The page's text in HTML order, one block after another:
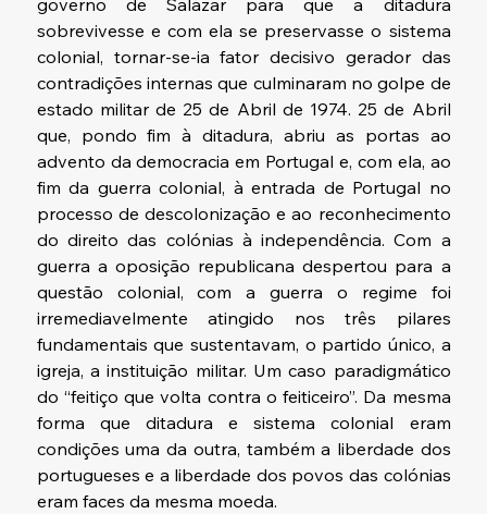
governo de Salazar para que a ditadura
sobrevivesse e com ela se preservasse o sistema
colonial, tornar-se-ia fator decisivo gerador das
contradições internas que culminaram no golpe de
estado militar de 25 de Abril de 1974. 25 de Abril
que, pondo fim à ditadura, abriu as portas ao
advento da democracia em Portugal e, com ela, ao
fim da guerra colonial, à entrada de Portugal no
processo de descolonização e ao reconhecimento
do direito das colónias à independência. Com a
guerra a oposição republicana despertou para a
questão colonial, com a guerra o regime foi
irremediavelmente atingido nos três pilares
fundamentais que sustentavam, o partido único, a
igreja, a instituição militar. Um caso paradigmático
do “feitiço que volta contra o feiticeiro”. Da mesma
forma que ditadura e sistema colonial eram
condições uma da outra, também a liberdade dos
portugueses e a liberdade dos povos das colónias
eram faces da mesma moeda.